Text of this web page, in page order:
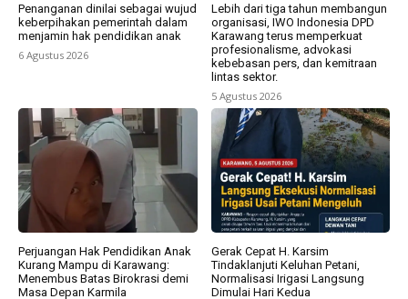
Penanganan dinilai sebagai wujud
keberpihakan pemerintah dalam
menjamin hak pendidikan anak
6 Agustus 2026
Lebih dari tiga tahun membangun
organisasi, IWO Indonesia DPD
Karawang terus memperkuat
profesionalisme, advokasi
kebebasan pers, dan kemitraan
lintas sektor.
5 Agustus 2026
Perjuangan Hak Pendidikan Anak
Kurang Mampu di Karawang:
Menembus Batas Birokrasi demi
Masa Depan Karmila
Gerak Cepat H. Karsim
Tindaklanjuti Keluhan Petani,
Normalisasi Irigasi Langsung
Dimulai Hari Kedua